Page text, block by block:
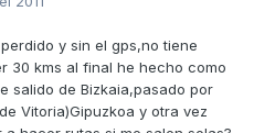
y sin el gps,no tiene
30 kms al final he hecho como
salido de Bizkaia,pasado por
Vitoria)Gipuzkoa y otra vez